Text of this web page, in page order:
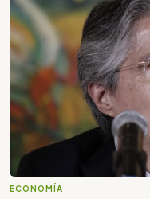
ECONOMÍA